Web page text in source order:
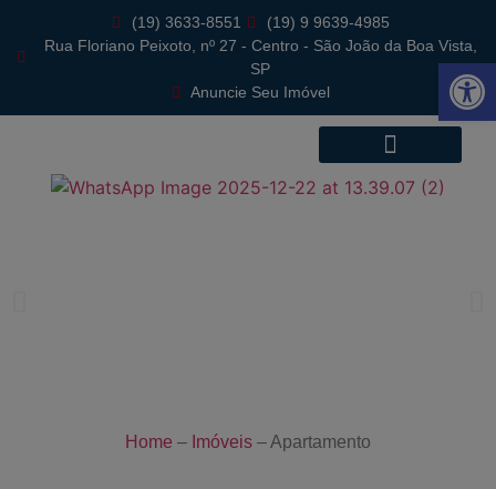
Abrir
(19) 3633-8551
(19) 9 9639-4985
Rua Floriano Peixoto, nº 27 - Centro - São João da Boa Vista,
SP
Anuncie Seu Imóvel
Home – Imóveis –Apartamento